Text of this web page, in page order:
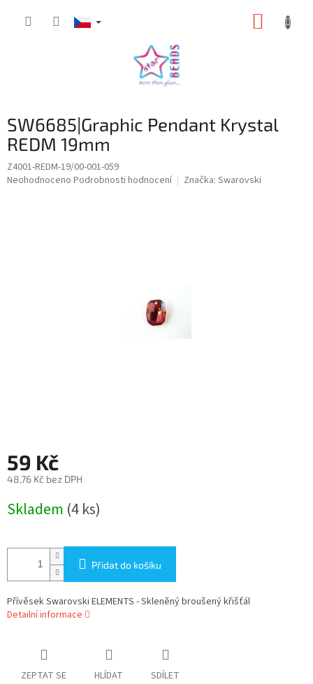
SW6685|Graphic Pendant Krystal
REDM 19mm
Z4001-REDM-19/00-001-059
Průměrné
Neohodnoceno Podrobnosti hodnocení Značka: Swarovski
59 Kč
48,76 Kč bez DPH
cena:
Skladem (4 ks)
Přidat do košíku
Přívěsek Swarovski ELEMENTS - Skleněný broušený křišťál
Detailní informace
ZEPTAT SE HLÍDAT SDÍLET